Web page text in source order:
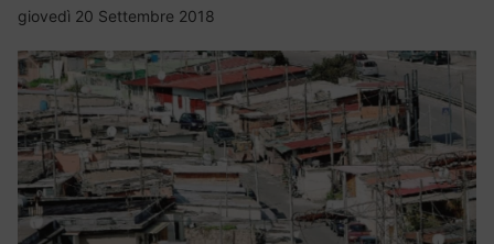
giovedì 20 Settembre 2018